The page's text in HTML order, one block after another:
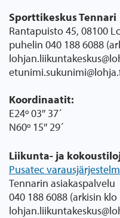
Sporttikeskus Tennari
Rantapuisto 45, 08100
puhelin 040 188 6088
Koordinaatit:
E24º 03″ 37´
N60º 15″ 29´
Liikunta- ja
Pusatec
Tennarin asiakaspalvelu
040 188 6088 (arkisin